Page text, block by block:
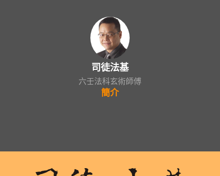
司徒法基
六壬法科玄術師傅
簡介